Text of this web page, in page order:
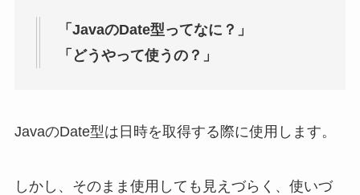
「JavaのDate型ってなに？」
「どうやって使うの？」
JavaのDate型は日時を取得する際に使用します。
しかし、そのまま使用しても見えづらく、使いづ